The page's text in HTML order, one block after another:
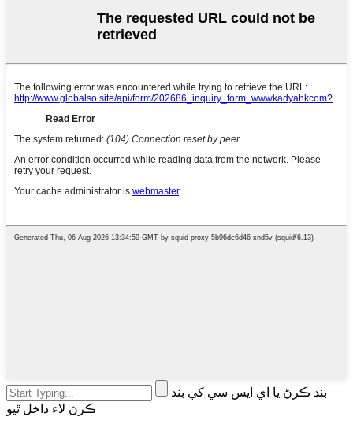
بند ڪرڻ يا اي ايس سي کي بند
ڪرڻ لاء داخل ٿيو